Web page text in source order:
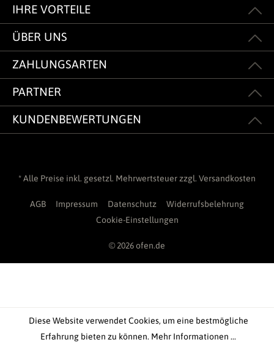
IHRE VORTEILE
ÜBER UNS
ZAHLUNGSARTEN
PARTNER
KUNDENBEWERTUNGEN
* Alle Preise inkl. gesetzl. Mehrwertsteuer zzgl. Versandkosten
AGB Impressum Datenschutz
Widerrufsbelehrung
Cookie-Einstellungen
© 2026 ofen.de
Diese Website verwendet Cookies, um eine bestmögliche
Erfahrung bieten zu können. Mehr Informationen ...